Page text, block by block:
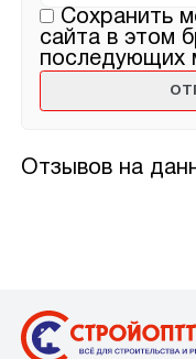
Отзывов на
Сохранить
сайта в этом
последующих